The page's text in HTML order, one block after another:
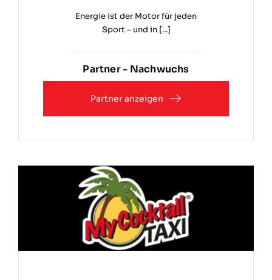
Energie ist der Motor für jeden
Sport – und in [...]
Partner - Nachwuchs
Partner anzeigen